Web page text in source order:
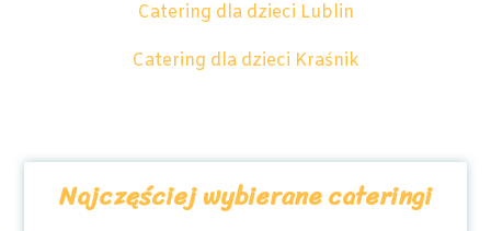
Catering dla dzieci Lublin
Catering dla dzieci Kraśnik
Najczęściej wybierane cateringi